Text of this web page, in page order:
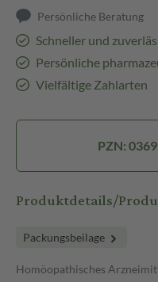
Persönliche Beratung
Schneller und
Persönliche
Vielfältige Zahlarten
PZN:
Produktdetails/
Packungsbeilage
Homöopathisches